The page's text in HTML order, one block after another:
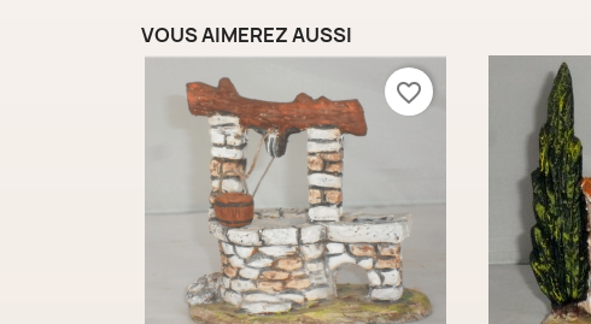
VOUS AIMEREZ AUSSI
favorite_border